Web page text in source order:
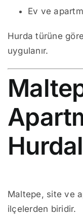
Ev ve
Hurda türüne
uygulanır.
Maltepe, site ve
ilçelerden biridir.